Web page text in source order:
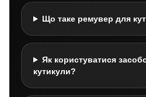
Що таке ремувер для
Як користуватися
кутикули?